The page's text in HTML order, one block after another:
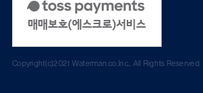
Copyright(c)2021 Waterman.co.Inc., All Rights Reserved.